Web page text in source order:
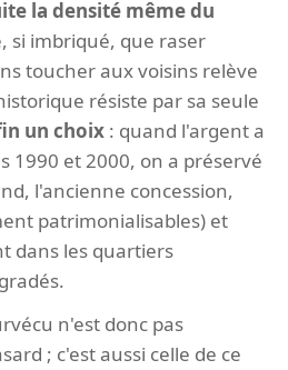
la densité même du
si imbriqué, que raser
toucher aux voisins relève
résiste par sa seule
un choix : quand l'argent a
1990 et 2000, on a préservé
l'ancienne concession,
patrimonialisables) et
dans les quartiers
n'est donc pas
; c'est aussi celle de ce